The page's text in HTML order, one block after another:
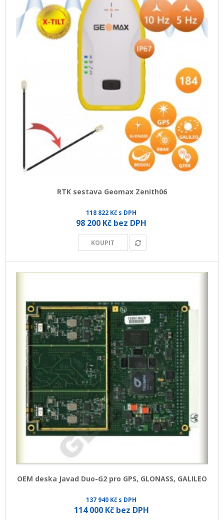
RTK sestava Geomax Zenith06
118 822 Kč s DPH
98 200 Kč bez DPH
KOUPIT
OEM deska Javad Duo-G2 pro GPS, GLONASS, GALILEO
137 940 Kč s DPH
114 000 Kč bez DPH